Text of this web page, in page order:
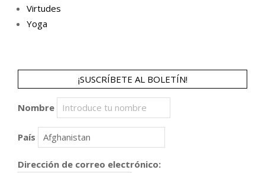
Virtudes
Yoga
¡SUSCRÍBETE AL BOLETÍN!
Nombre
País
Dirección de correo electrónico: